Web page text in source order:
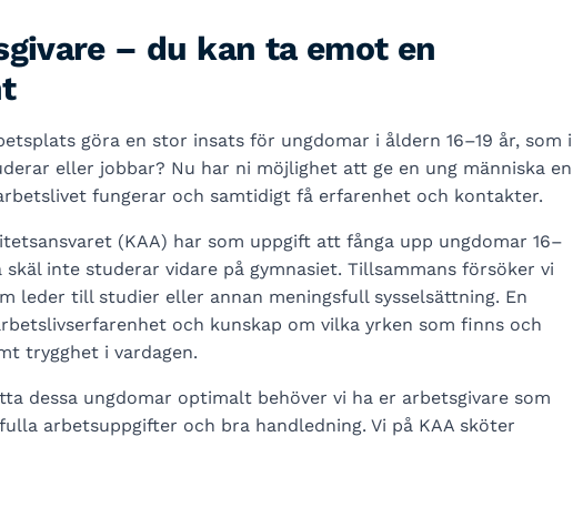
– du kan ta emot en
göra en stor insats för ungdomar i åldern 16–19 år, som i
eller jobbar? Nu har ni möjlighet att ge en ung människa en
fungerar och samtidigt få erfarenhet och kontakter.
(KAA) har som uppgift att fånga upp ungdomar 16–
skäl inte studerar vidare på gymnasiet. Tillsammans försöker vi
leder till studier eller annan meningsfull sysselsättning. En
och kunskap om vilka yrken som finns och
trygghet i vardagen.
dessa ungdomar optimalt behöver vi ha er arbetsgivare som
arbetsuppgifter och bra handledning. Vi på KAA sköter